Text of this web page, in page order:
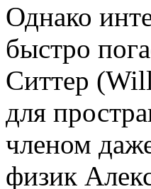
Однако
быстро
Ситтер
для
членом
физик